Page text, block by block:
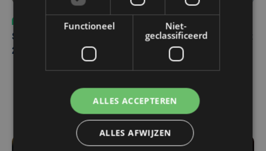
za 8 augustus | 12:42
Spaanse aanvaller zet handtekening onder contract tot
2031 bij Club Brugge
Functioneel
Niet-
geclassificeerd
ALLES ACCEPTEREN
ALLES AFWIJZEN